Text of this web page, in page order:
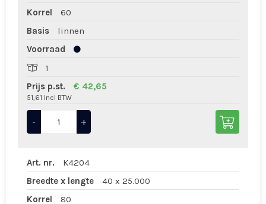
Korrel
60
Basis
linnen
Voorraad
1
Prijs p.st.
€ 42,65
51,61 Incl BTW
- +
Art. nr.
K4204
Breedte x lengte
40 x 25.000
Korrel
80